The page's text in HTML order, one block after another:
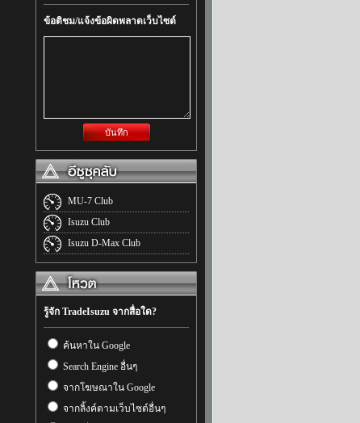
ข้อติชม/แจ้งข้อผิดพลาดเว็บไซต์
บันทึก
MU-7 Club
Isuzu Club
Isuzu D-Max Club
รู้จัก TradeIsuzu จากสื่อใด?
ค้นหาใน Google
Search Engine อื่นๆ
จากโฆษณาใน Google
จากลิ้งค์ตามเว็บไซต์อื่นๆ